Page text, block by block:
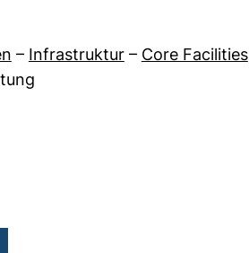
– Infrastruktur – Core Facilities